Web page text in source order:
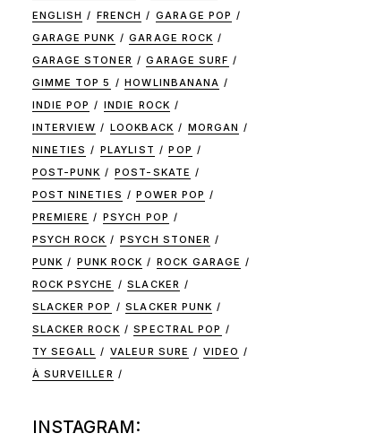
ENGLISH
FRENCH
GARAGE POP
GARAGE PUNK
GARAGE ROCK
GARAGE STONER
GARAGE SURF
GIMME TOP 5
HOWLINBANANA
INDIE POP
INDIE ROCK
INTERVIEW
LOOKBACK
MORGAN
NINETIES
PLAYLIST
POP
POST-PUNK
POST-SKATE
POST NINETIES
POWER POP
PREMIERE
PSYCH POP
PSYCH ROCK
PSYCH STONER
PUNK
PUNK ROCK
ROCK GARAGE
ROCK PSYCHE
SLACKER
SLACKER POP
SLACKER PUNK
SLACKER ROCK
SPECTRAL POP
TY SEGALL
VALEUR SURE
VIDEO
À SURVEILLER
INSTAGRAM: